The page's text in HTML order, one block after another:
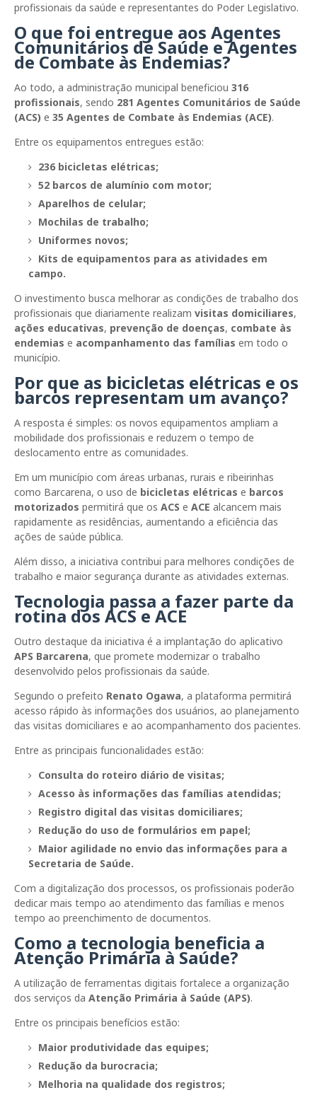
profissionais da saúde e representantes do Poder Legislativo.
O que foi entregue aos Agentes
Comunitários de Saúde e Agentes
de Combate às Endemias?
Ao todo, a administração municipal beneficiou 316
profissionais, sendo 281 Agentes Comunitários de Saúde
(ACS) e 35 Agentes de Combate às Endemias (ACE).
Entre os equipamentos entregues estão:
236 bicicletas elétricas;
52 barcos de alumínio com motor;
Aparelhos de celular;
Mochilas de trabalho;
Uniformes novos;
Kits de equipamentos para as atividades em
campo.
O investimento busca melhorar as condições de trabalho dos
profissionais que diariamente realizam visitas domiciliares,
ações educativas, prevenção de doenças, combate às
endemias e acompanhamento das famílias em todo o
município.
Por que as bicicletas elétricas e os
barcos representam um avanço?
A resposta é simples: os novos equipamentos ampliam a
mobilidade dos profissionais e reduzem o tempo de
deslocamento entre as comunidades.
Em um município com áreas urbanas, rurais e ribeirinhas
como Barcarena, o uso de bicicletas elétricas e barcos
motorizados permitirá que os ACS e ACE alcancem mais
rapidamente as residências, aumentando a eficiência das
ações de saúde pública.
Além disso, a iniciativa contribui para melhores condições de
trabalho e maior segurança durante as atividades externas.
Tecnologia passa a fazer parte da
rotina dos ACS e ACE
Outro destaque da iniciativa é a implantação do aplicativo
APS Barcarena, que promete modernizar o trabalho
desenvolvido pelos profissionais da saúde.
Segundo o prefeito Renato Ogawa, a plataforma permitirá
acesso rápido às informações dos usuários, ao planejamento
das visitas domiciliares e ao acompanhamento dos pacientes.
Entre as principais funcionalidades estão:
Consulta do roteiro diário de visitas;
Acesso às informações das famílias atendidas;
Registro digital das visitas domiciliares;
Redução do uso de formulários em papel;
Maior agilidade no envio das informações para a
Secretaria de Saúde.
Com a digitalização dos processos, os profissionais poderão
dedicar mais tempo ao atendimento das famílias e menos
tempo ao preenchimento de documentos.
Como a tecnologia beneficia a
Atenção Primária à Saúde?
A utilização de ferramentas digitais fortalece a organização
dos serviços da Atenção Primária à Saúde (APS).
Entre os principais benefícios estão:
Maior produtividade das equipes;
Redução da burocracia;
Melhoria na qualidade dos registros;